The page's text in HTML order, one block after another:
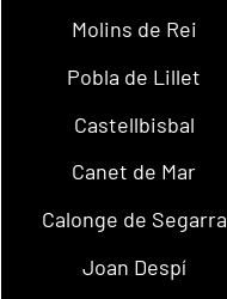
Molins de Rei
Pobla de Lillet
Castellbisbal
Canet de Mar
Calonge de Segarra
Joan Despí